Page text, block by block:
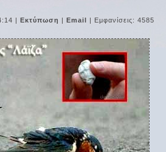
| Εκτύπωση | Email | Εμφανίσεις: 4585